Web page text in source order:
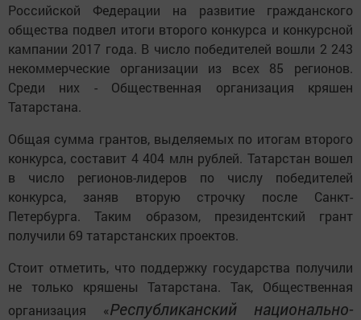
Российской Федерации на развитие гражданского
общества подвел итоги второго конкурса и конкурсной
кампании 2017 года. В число победителей вошли 2 243
некоммерческие организации из всех 85 регионов.
Среди них - Общественная организация кряшен
Татарстана.
Общая сумма грантов, выделяемых по итогам второго
конкурса, составит 4 404 млн рублей. Татарстан вошел
в число регионов-лидеров по числу победителей
конкурса, заняв вторую строчку после Санкт-
Петербурга. Таким образом, президентский грант
получили 69 татарстанских проектов.
Стоит отметить, что поддержку государства получили
не только кряшены Татарстана. Так, Общественная
организация «Республиканский национально-